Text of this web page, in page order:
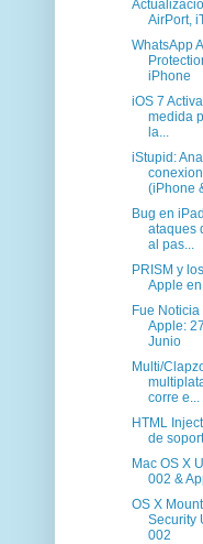
AirPort,
WhatsApp
iPhone
iOS 7
medida
la...
iStupid:
(iPhone
Bug en
ataques
al pas...
PRISM y
Apple
Fue
Apple:
Junio
Multi/
corre e...
HTML
de
Mac OS X
002 &
OS X
Security
002